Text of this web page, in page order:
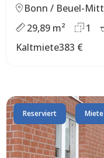
Bonn / Beuel-
29,89 m²
1
Kaltmiete383 €
Reserviert Miete